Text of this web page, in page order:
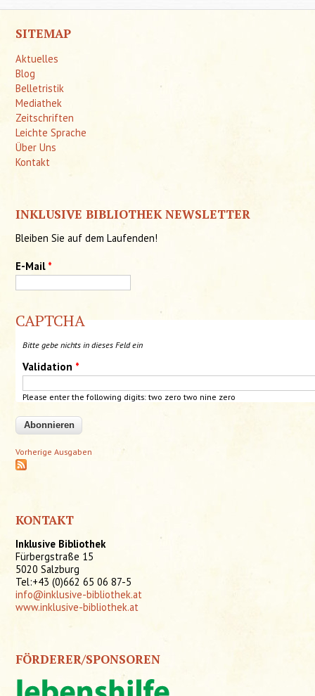
SITEMAP
Aktuelles
Blog
Belletristik
Mediathek
Zeitschriften
Leichte Sprache
Über Uns
Kontakt
INKLUSIVE BIBLIOTHEK NEWSLETTER
Bleiben Sie auf dem Laufenden!
E-Mail *
CAPTCHA
Bitte gebe nichts in dieses Feld ein
Validation *
Please enter the following digits:two zero two nine zero
Vorherige Ausgaben
KONTAKT
Inklusive Bibliothek
Fürbergstraße 15
5020 Salzburg
Tel:+43 (0)662 65 06 87-5
info@inklusive-bibliothek.at
www.inklusive-bibliothek.at
FÖRDERER/SPONSOREN